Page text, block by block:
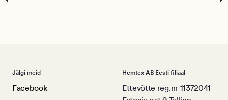
Jälgi meid
Facebook
Hemtex AB Eesti filiaal
Ettevõtte reg.nr 11372041